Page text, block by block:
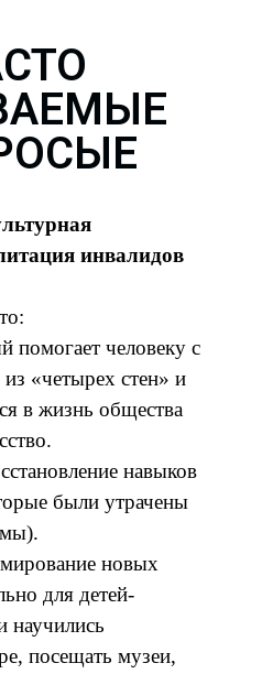
инвалидов
помогает человеку с
«четырех стен» и
в жизнь общества
навыков
были утрачены
новых
для детей-
научились
посещать музеи,